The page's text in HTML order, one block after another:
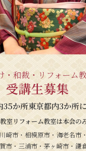
・和裁・リフォーム
受講生募集
35か所東京都内3か所
室リフォーム教室は本会の
崎市・相模原市・海老名市
市・三浦市・茅ヶ崎市・鎌